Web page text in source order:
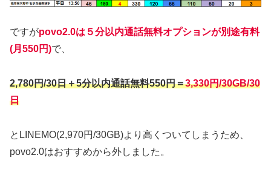
ですがpovo2.0は５分以内通話無料オプションが別途有料
(月550円)で、
2,780円/30日＋5分以内通話無料550円＝3,330円/30GB/30
日
とLINEMO(2,970円/30GB)より高くついてしまうため、
povo2.0はおすすめから外しました。